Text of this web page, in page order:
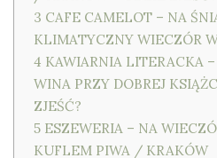
3 CAFE CAMELOT – NA
KLIMATYCZNY WIECZÓR
4 KAWIARNIA LITERACKA
WINA PRZY DOBREJ
ZJEŚĆ?
5 ESZEWERIA – NA
KUFLEM PIWA / KRAKÓW